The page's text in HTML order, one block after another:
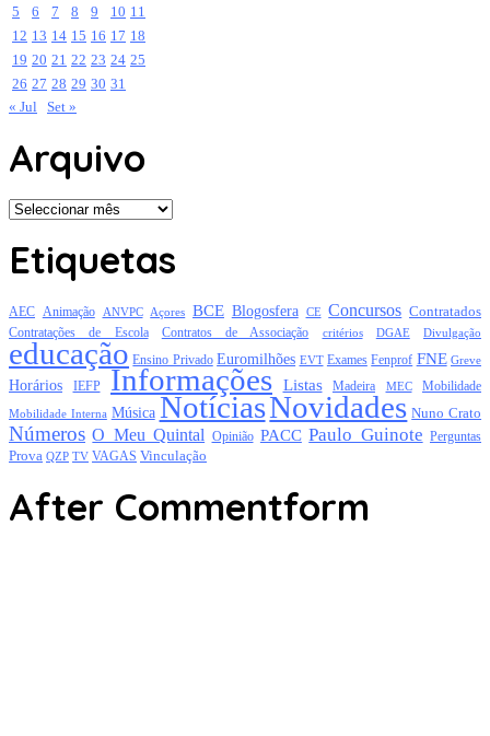
5 6 7 8 9 10 11
12 13 14 15 16 17 18
19 20 21 22 23 24 25
26 27 28 29 30 31
« Jul Set »
Arquivo
Arquivo
Etiquetas
AEC Animação ANVPC Açores BCE Blogosfera CE Concursos Contratados
Contratações de Escola Contratos de Associação critérios DGAE Divulgação
educação Ensino Privado Euromilhões EVT Exames Fenprof FNE Greve
Horários IEFP Informações Listas Madeira MEC Mobilidade
Mobilidade Interna Música NotíciasNovidades Nuno Crato
Números O Meu Quintal Opinião PACC Paulo Guinote Perguntas
Prova QZP TV VAGAS Vinculação
After Commentform